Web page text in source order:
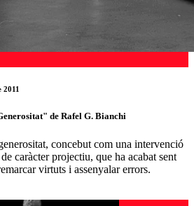
2011
de Rafel G. Bianchi
concebut com una intervenció
caràcter projectiu, que ha acabat sent
virtuts i assenyalar errors.